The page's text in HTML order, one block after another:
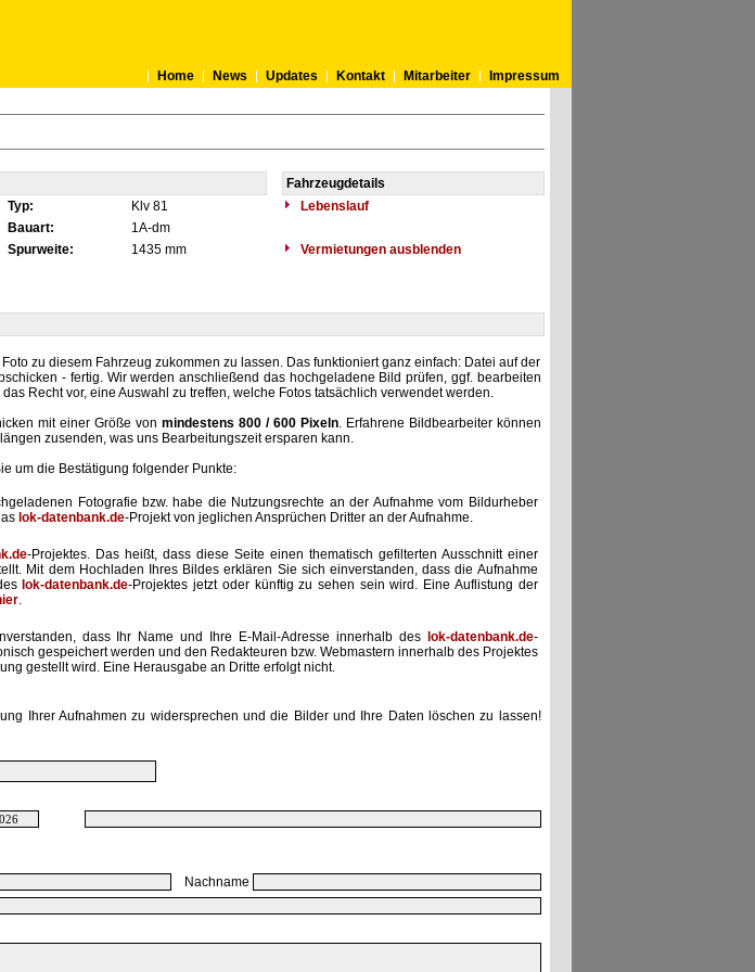
Home News Updates Kontakt Mitarbeiter
Impressum
Fahrzeugdetails
Typ: Klv 81
Lebenslauf
Bauart:
1A-dm
Spurweite: 1435 mm Vermietungen ausblenden
zu diesem Fahrzeug zukommen zu lassen. Das funktioniert ganz einfach: Datei auf der
- fertig. Wir werden anschließend das hochgeladene Bild prüfen, ggf. bearbeiten
Recht vor, eine Auswahl zu treffen, welche Fotos tatsächlich verwendet werden.
mit einer Größe von mindestens 800 / 600 Pixeln. Erfahrene Bildbearbeiter können
zusenden, was uns Bearbeitungszeit ersparen kann.
um die Bestätigung folgender Punkte:
Fotografie bzw. habe die Nutzungsrechte an der Aufnahme vom Bildurheber
lok-datenbank.de-Projekt von jeglichen Ansprüchen Dritter an der Aufnahme.
-Projektes. Das heißt, dass diese Seite einen thematisch gefilterten Ausschnitt einer
Mit dem Hochladen Ihres Bildes erklären Sie sich einverstanden, dass die Aufnahme
lok-datenbank.de-Projektes jetzt oder künftig zu sehen sein wird. Eine Auflistung der
.
dass Ihr Name und Ihre E-Mail-Adresse innerhalb des lok-datenbank.de-
gespeichert werden und den Redakteuren bzw. Webmastern innerhalb des Projektes
gestellt wird. Eine Herausgabe an Dritte erfolgt nicht.
Ihrer Aufnahmen zu widersprechen und die Bilder und Ihre Daten löschen zu lassen!
Nachname